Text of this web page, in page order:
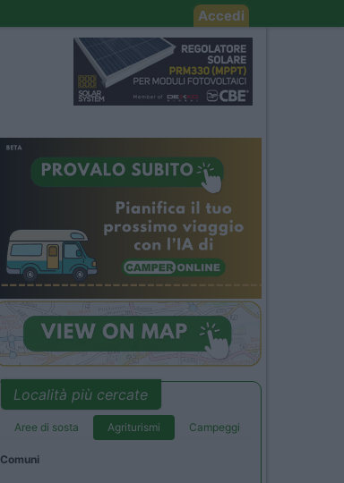
Accedi
Località più cercate
Aree di sosta Agriturismi Campeggi
Comuni